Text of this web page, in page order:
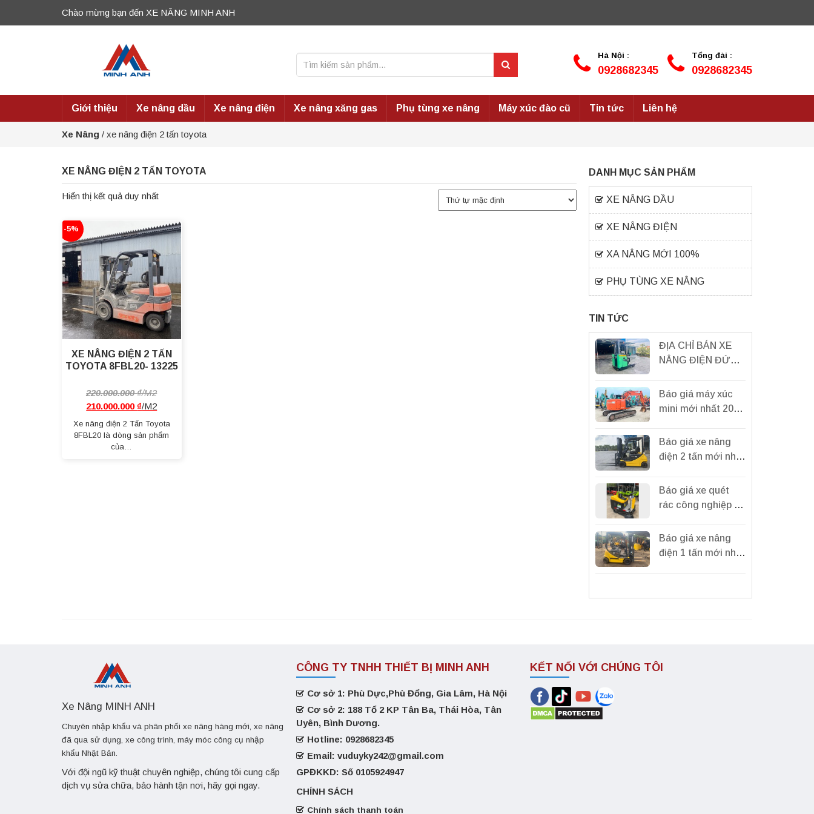
Chào mừng bạn đến XE NÂNG MINH ANH
Tổng đài :
0928682345
Hà Nội :
0928682345
Giới thiệu Xe nâng dầu Xe nâng điện Xe nâng xăng gas Phụ tùng xe nâng Máy xúc đào cũ Tin tức Liên hệ
Xe Nâng / xe nâng điện 2 tấn toyota
XE NÂNG ĐIỆN 2 TẤN TOYOTA
Hiển thị kết quả duy nhất
-5%
XE NÂNG ĐIỆN 2 TẤN
TOYOTA 8FBL20- 13225
220.000.000₫
210.000.000 ₫
Xe nâng điện 2 Tấn Toyota
8FBL20 là dòng sản phẩm
của…
DANH MỤC SẢN PHẨM
XE NÂNG DẦU
XE NÂNG ĐIỆN
XA NÂNG MỚI 100%
PHỤ TÙNG XE NÂNG
TIN TỨC
ĐỊA CHỈ BÁN XE
NÂNG ĐIỆN ĐỨNG
HÃNG, GIÁ RẺ TẠI
BÌNH DƯƠNG
Báo giá máy xúc
mini mới nhất 2024
Bắc
Báo giá xe nâng
điện 2 tấn mới nhất
2 tấn Nhật Bản.
Báo giá xe quét
rác công nghiệp S1
mới nhất 2024
Báo giá xe nâng
điện 1 tấn mới nhất
Xe Nâng MINH ANH
Chuyên nhập khẩu và phân phối xe nâng hàng mới, xe nâng
đã qua sử dụng, xe công trình, máy móc công cụ nhập
khẩu Nhật Bản.
Với đội ngũ kỹ thuật chuyên nghiệp, chúng tôi cung cấp
dịch vụ sửa chữa, bảo hành tận nơi, hãy gọi ngay.
CÔNG TY TNHH THIẾT BỊ MINH ANH
Cơ sở 1: Phù Dực,Phù Đổng, Gia Lâm, Hà Nội
Cơ sở 2: 188 Tổ 2 KP Tân Ba, Thái Hòa, Tân
Uyên, Bình Dương.
Hotline: 0928682345
Email: vuduyky242@gmail.com
GPĐKKD: Số 0105924947
CHÍNH SÁCH
Chính sách thanh toán
KẾT NỐI VỚI CHÚNG TÔI